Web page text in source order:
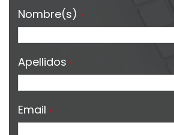
Nombre(s) *
Apellidos *
Email *